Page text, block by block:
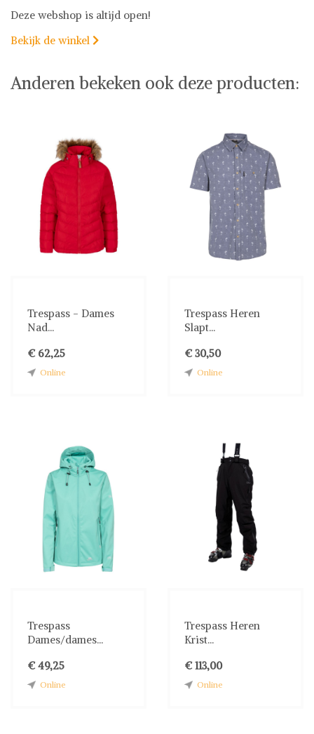
Deze webshop is altijd open!
Bekijk de winkel 
Anderen bekeken ook deze producten:
Trespass - Dames
Nad...
€ 62,25
Online
Trespass Heren
Slapt...
€ 30,50
Online
Trespass
Dames/dames...
€ 49,25
Online
Trespass Heren
Krist...
€ 113,00
Online